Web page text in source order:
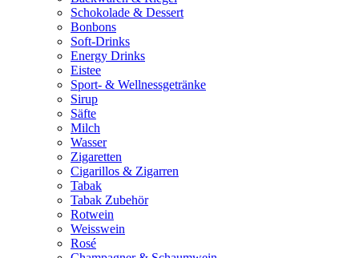
Schokolade & Dessert
Bonbons
Soft-Drinks
Energy Drinks
Eistee
Sport- & Wellnessgetränke
Sirup
Säfte
Milch
Wasser
Zigaretten
Cigarillos & Zigarren
Tabak
Tabak Zubehör
Rotwein
Weisswein
Rosé